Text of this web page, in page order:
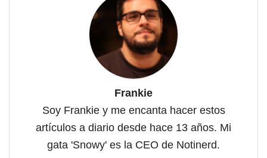
Frankie
Soy Frankie y me encanta hacer estos
artículos a diario desde hace 13 años. Mi
gata 'Snowy' es la CEO de Notinerd.